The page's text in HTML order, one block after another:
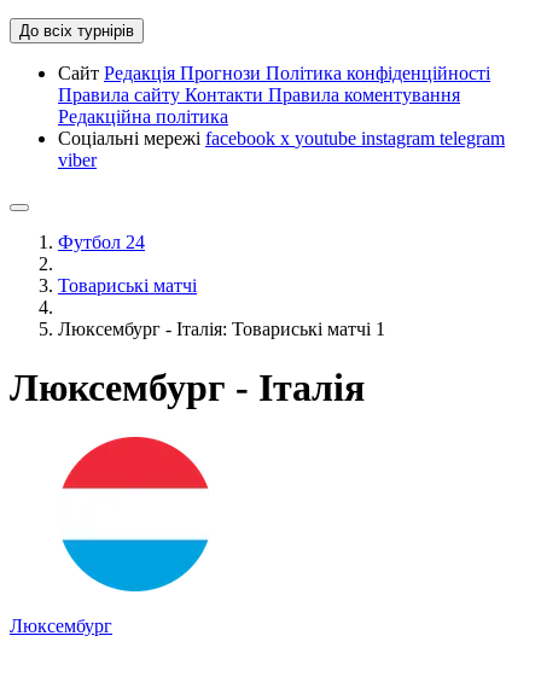
До всіх турнірів
Сайт Редакція Прогнози Політика конфіденційності
Правила сайту Контакти Правила коментування
Редакційна політика
Соціальні мережі facebook x youtube instagram telegram
viber
Футбол 24
Товариські матчі
Люксембург - Італія: Товариські матчі 1
Люксембург - Італія
Люксембург